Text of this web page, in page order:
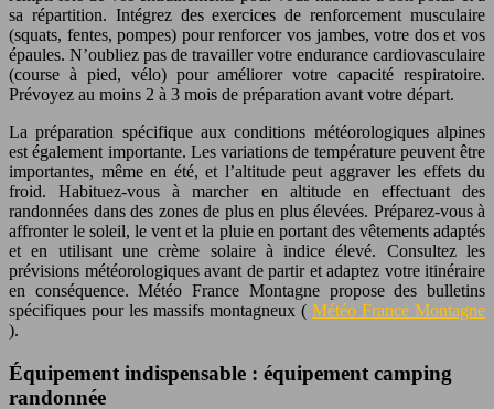
sa répartition. Intégrez des exercices de renforcement musculaire
(squats, fentes, pompes) pour renforcer vos jambes, votre dos et vos
épaules. N’oubliez pas de travailler votre endurance cardiovasculaire
(course à pied, vélo) pour améliorer votre capacité respiratoire.
Prévoyez au moins 2 à 3 mois de préparation avant votre départ.
La préparation spécifique aux conditions météorologiques alpines
est également importante. Les variations de température peuvent être
importantes, même en été, et l’altitude peut aggraver les effets du
froid. Habituez-vous à marcher en altitude en effectuant des
randonnées dans des zones de plus en plus élevées. Préparez-vous à
affronter le soleil, le vent et la pluie en portant des vêtements adaptés
et en utilisant une crème solaire à indice élevé. Consultez les
prévisions météorologiques avant de partir et adaptez votre itinéraire
en conséquence. Météo France Montagne propose des bulletins
spécifiques pour les massifs montagneux ( Météo France Montagne
).
Équipement indispensable : équipement camping
randonnée